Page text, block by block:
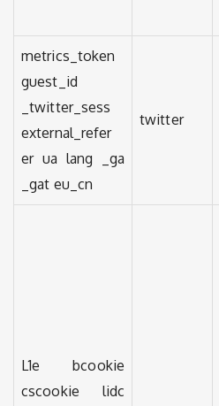
metrics_token
guest_id
_twitter_sess
external_refer
er ua lang _ga
_gat eu_cn
twitter
L1e bcookie
cscookie lidc